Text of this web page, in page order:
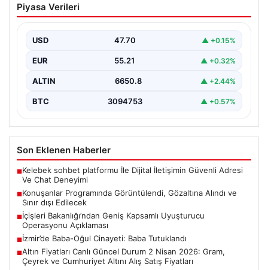
Gözaltına Alındı ve Sınır dışı Edilecek
tanınan Hasan Can Kaya'nın sunumuyla ekrana gelen…
Piyasa Verileri
USD 47.70 ▲ +0.15%
EUR 55.21 ▲ +0.32%
ALTIN 6650.8 ▲ +2.44%
BTC 3094753 ▲ +0.57%
Son Eklenen Haberler
■Kelebek sohbet platformu İle Dijital İletişimin Güvenli Adresi
Ve Chat Deneyimi
■Konuşanlar Programında Görüntülendi, Gözaltına Alındı ve
Sınır dışı Edilecek
■İçişleri Bakanlığı’ndan Geniş Kapsamlı Uyuşturucu
Operasyonu Açıklaması
■İzmir’de Baba-Oğul Cinayeti: Baba Tutuklandı
■Altın Fiyatları Canlı Güncel Durum 2 Nisan 2026: Gram,
Çeyrek ve Cumhuriyet Altını Alış Satış Fiyatları